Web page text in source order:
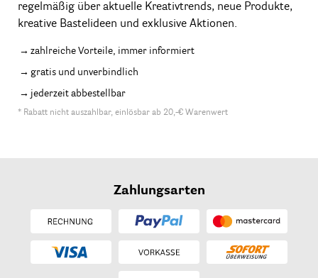
regelmäßig über aktuelle Kreativtrends, neue Produkte,
kreative Bastelideen und exklusive Aktionen.
zahlreiche Vorteile, immer informiert
gratis und unverbindlich
jederzeit abbestellbar
* Rabatt nicht auszahlbar, einlösbar ab 20,-€ Warenwert
Zahlungsarten